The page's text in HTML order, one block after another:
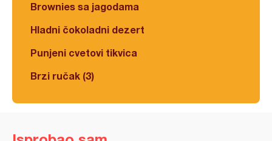
Brownies sa jagodama
Hladni čokoladni dezert
Punjeni cvetovi tikvica
Brzi ručak (3)